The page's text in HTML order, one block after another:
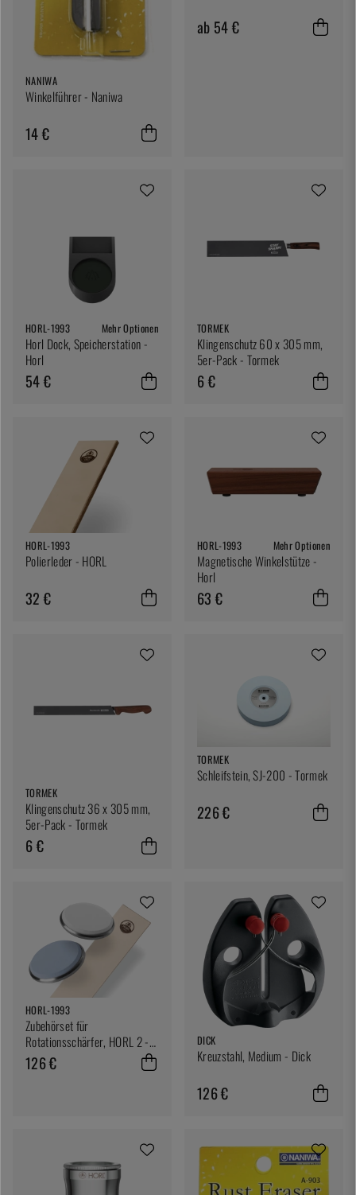
NANIWA
Winkelführer - Naniwa
14 €
ab 54 €
HORL-1993 Mehr Optionen
Horl Dock, Speicherstation -
Horl
54 €
TORMEK
Klingenschutz 60 x 305 mm,
5er-Pack - Tormek
6 €
HORL-1993
Polierleder - HORL
32 €
HORL-1993 Mehr Optionen
Magnetische Winkelstütze -
Horl
63 €
TORMEK
Klingenschutz 36 x 305 mm,
5er-Pack - Tormek
6 €
TORMEK
Schleifstein, SJ-200 - Tormek
226 €
HORL-1993
Zubehörset für
Rotationsschärfer, HORL 2 -
HORL
126 €
DICK
Kreuzstahl, Medium - Dick
126 €